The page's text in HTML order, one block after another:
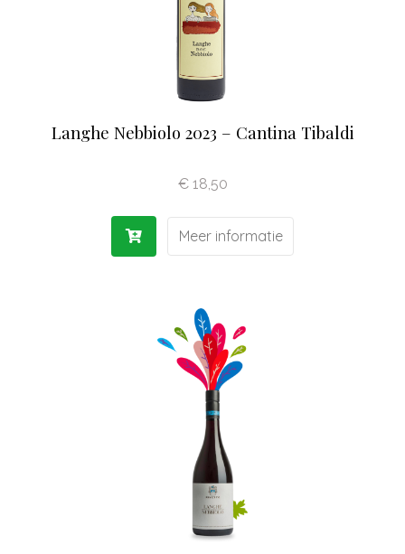
Langhe Nebbiolo 2023 – Cantina Tibaldi
€18,50
Meer informatie